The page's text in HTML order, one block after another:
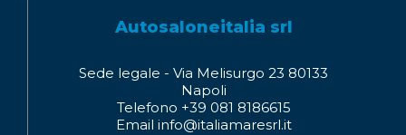
Autosaloneitalia srl
Sede legale - Via Melisurgo 23 80133
Napoli
Telefono +39 081 8186615
Email info@italiamaresrl.it